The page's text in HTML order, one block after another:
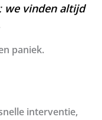
we vinden altijd
paniek.
interventie,